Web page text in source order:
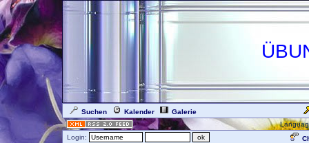
Suchen Kalender
Galerie
Login: